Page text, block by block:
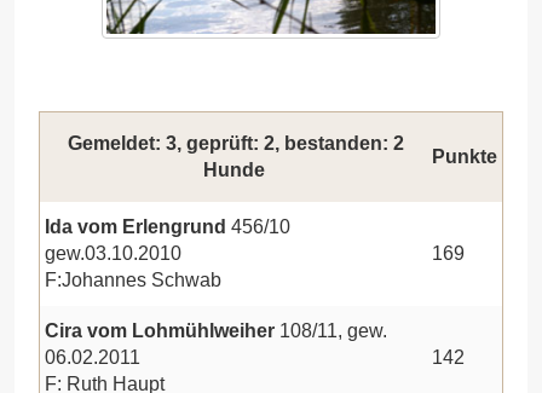
Gemeldet: 3, geprüft: 2, bestanden: 2
Hunde
Punkte
Ida vom Erlengrund 456/10
gew.03.10.2010
F:Johannes Schwab
169
Cira vom Lohmühlweiher 108/11, gew.
06.02.2011
F: Ruth Haupt
142